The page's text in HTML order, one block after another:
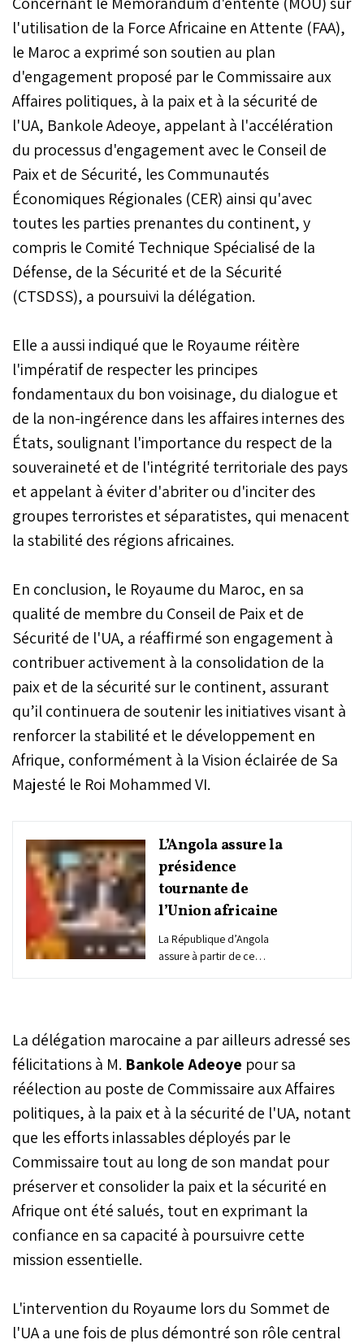
en plus du renouvèlement
du leadership de la
Commission de l’Union
l'utilisation de la Force Africaine en Attente (FAA),
le Maroc a exprimé son soutien au plan
d'engagement proposé par le Commissaire aux
Affaires politiques, à la paix et à la sécurité de
l'UA, Bankole Adeoye, appelant à l'accélération
du processus d'engagement avec le Conseil de
Paix et de Sécurité, les Communautés
Économiques Régionales (CER) ainsi qu'avec
toutes les parties prenantes du continent, y
compris le Comité Technique Spécialisé de la
Défense, de la Sécurité et de la Sécurité
(CTSDSS), a poursuivi la délégation.
Elle a aussi indiqué que le Royaume réitère
l'impératif de respecter les principes
fondamentaux du bon voisinage, du dialogue et
de la non-ingérence dans les affaires internes des
États, soulignant l'importance du respect de la
souveraineté et de l'intégrité territoriale des pays
et appelant à éviter d'abriter ou d'inciter des
groupes terroristes et séparatistes, qui menacent
la stabilité des régions africaines.
En conclusion, le Royaume du Maroc, en sa
qualité de membre du Conseil de Paix et de
Sécurité de l'UA, a réaffirmé son engagement à
contribuer activement à la consolidation de la
paix et de la sécurité sur le continent, assurant
qu’il continuera de soutenir les initiatives visant à
renforcer la stabilité et le développement en
Afrique, conformément à la Vision éclairée de Sa
Majesté le Roi Mohammed VI.
L’Angola assure la
présidence
tournante de
l’Union africaine
La République d’Angola
assure à partir de ce
La délégation marocaine a par ailleurs adressé ses
félicitations à M. Bankole Adeoye pour sa
réélection au poste de Commissaire aux Affaires
politiques, à la paix et à la sécurité de l'UA, notant
que les efforts inlassables déployés par le
Commissaire tout au long de son mandat pour
préserver et consolider la paix et la sécurité en
Afrique ont été salués, tout en exprimant la
confiance en sa capacité à poursuivre cette
mission essentielle.
L'intervention du Royaume lors du Sommet de
l'UA a une fois de plus démontré son rôle central